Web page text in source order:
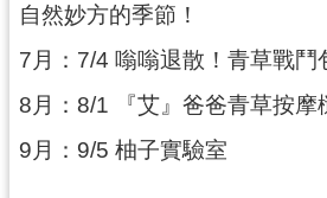
私
政
自然妙方的季節！
7月：7/4 嗡嗡退散！青草戰鬥
8月：8/1 『艾』爸爸青草按摩
9月：9/5 柚子實驗室